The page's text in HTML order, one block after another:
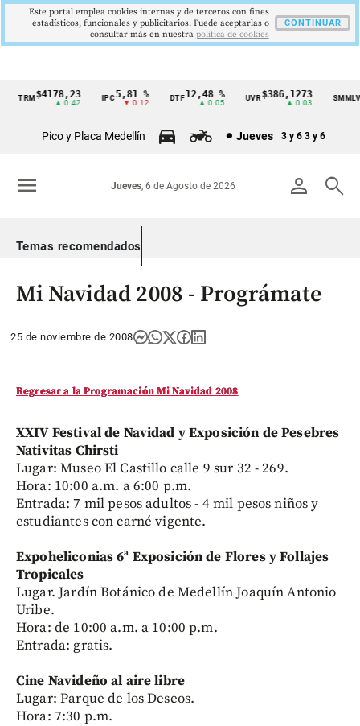
Cintillo
Colombia
TRM$4178,23
▲ 0.42
5,81 %
▼ 0.12
DTF12,48 %
▲ 0.05
UVR$386,1273
▲ 0.03
SMMLV
Pico y Placa Medellín Jueves 3 y 6 3 y 6
person search
Jueves, 6 de Agosto de 2026
menu
Temas recomendados
Mi Navidad 2008 - Prográmate
25 de noviembre de 2008
Regresar a la Programación Mi Navidad 2008
XXIV Festival de Navidad y Exposición de Pesebres
Nativitas Chirsti
Lugar: Museo El Castillo calle 9 sur 32 - 269.
Hora: 10:00 a.m. a 6:00 p.m.
Entrada: 7 mil pesos adultos - 4 mil pesos niños y
estudiantes con carné vigente.
Expoheliconias 6ª Exposición de Flores y Follajes
Tropicales
Lugar. Jardín Botánico de Medellín Joaquín Antonio
Uribe.
Hora: de 10:00 a.m. a 10:00 p.m.
Entrada: gratis.
Cine Navideño al aire libre
Lugar: Parque de los Deseos.
Hora: 7:30 p.m.
Este portal emplea cookies internas y de terceros con fines
estadísticos, funcionales y publicitarios. Puede aceptarlas o
consultar más en nuestra politica de cookies
CONTINUAR